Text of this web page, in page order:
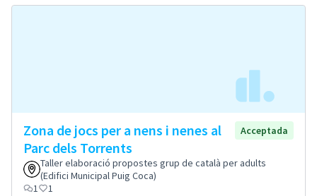
Zona de jocs per a nens i nenes al
Parc dels Torrents
Acceptada
Taller elaboració propostes grup de català per adults
(Edifici Municipal Puig Coca)
1
1